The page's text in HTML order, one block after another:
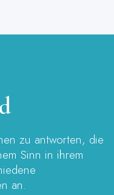
zu antworten, die
Sinn in ihrem
an.